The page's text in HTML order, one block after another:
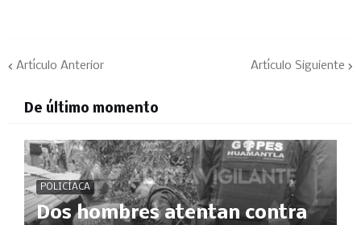
Artículo Anterior Artículo Siguiente
De último momento
POLICÍACA
Dos hombres atentan contra